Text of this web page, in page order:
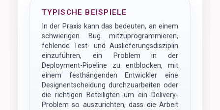
TYPISCHE BEISPIELE
schwierigen Bug mitzuprogrammieren,
fehlende Test- und Auslieferungsdisziplin
einzuführen, ein Problem in der
Deployment-Pipeline zu entblocken, mit
einem festhängenden Entwickler eine
Designentscheidung durchzuarbeiten oder
die richtigen Beteiligten um ein Delivery-
Problem so auszurichten, dass die Arbeit